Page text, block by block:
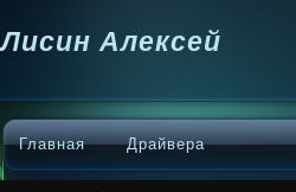
Лисин Алексей
Главная Драйвера